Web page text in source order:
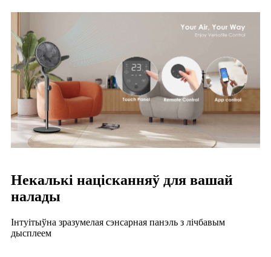
Некалькі націсканняў для вашай
налады
Інтуітыўна зразумелая сэнсарная панэль з лічбавым
дысплеем